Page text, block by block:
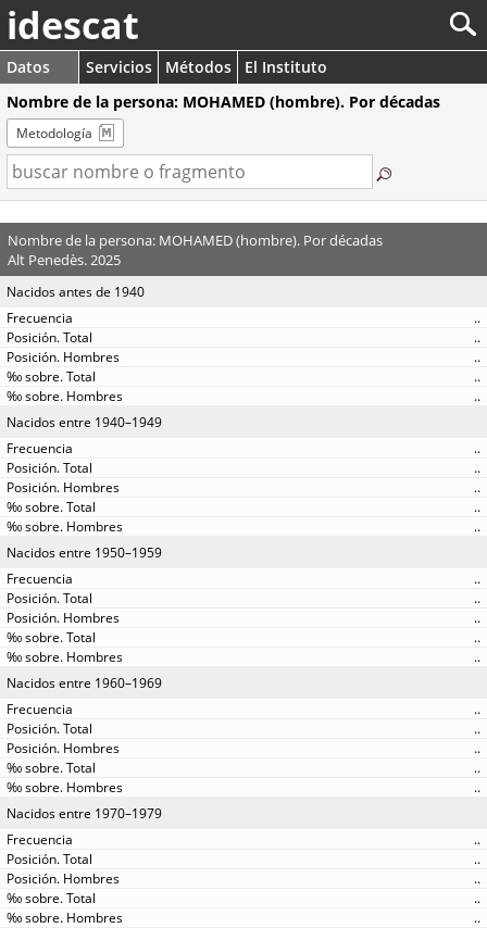
idescat
Datos Servicios Métodos
El Instituto
Nombre de la persona: MOHAMED (hombre). Por décadas
Metodología
Nombre de la persona: MOHAMED (hombre). Por décadas
Alt Penedès. 2025
Nacidos antes de 1940
..
..
..
..
..
Nacidos entre 1940–1949
..
..
..
..
..
Nacidos entre 1950–1959
..
..
..
..
..
Nacidos entre 1960–1969
..
..
..
..
..
Nacidos entre 1970–1979
..
..
..
..
..